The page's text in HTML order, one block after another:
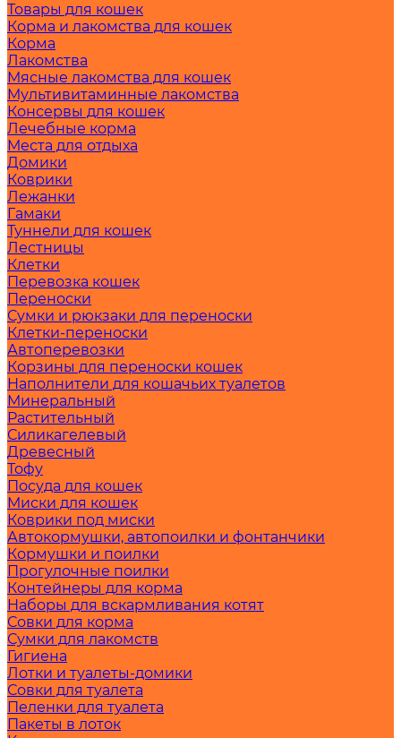
Товары для кошек
Корма и лакомства для кошек
Корма
Лакомства
Мясные лакомства для кошек
Мультивитаминные лакомства
Консервы для кошек
Лечебные корма
Места для отдыха
Домики
Коврики
Лежанки
Гамаки
Туннели для кошек
Лестницы
Клетки
Перевозка кошек
Переноски
Сумки и рюкзаки для переноски
Клетки-переноски
Автоперевозки
Корзины для переноски кошек
Наполнители для кошачьих туалетов
Минеральный
Растительный
Силикагелевый
Древесный
Тофу
Посуда для кошек
Миски для кошек
Коврики под миски
Автокормушки, автопоилки и фонтанчики
Кормушки и поилки
Прогулочные поилки
Контейнеры для корма
Наборы для вскармливания котят
Совки для корма
Сумки для лакомств
Гигиена
Лотки и туалеты-домики
Совки для туалета
Пеленки для туалета
Пакеты в лоток